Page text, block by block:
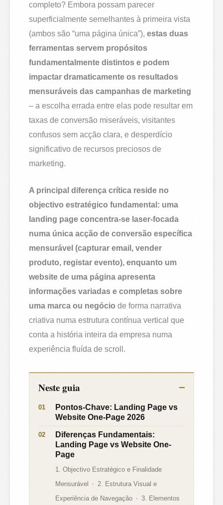
completo? Embora possam parecer
superficialmente semelhantes à primeira vista
(ambos são “uma página única”),estas duas
ferramentas servem propósitos
fundamentalmente distintos e podem
impactar dramaticamente os resultados
mensuráveis das campanhas de marketing
– a escolha errada entre elas pode resultar em
taxas de conversão miseráveis, visitantes
confusos sem acção clara, e desperdício
significativo de recursos preciosos de
marketing.
A principal diferença crítica reside no
objectivo estratégico fundamental: uma
landing page concentra-se laser-focada
numa única acção de conversão específica
mensurável (capturar email, vender
produto, registar evento), enquanto um
website de uma página apresenta
informações variadas e completas sobre
uma marca ou negócio de forma narrativa
criativa numa estrutura contínua vertical que
conta a história inteira da empresa numa
experiência fluída de scroll.
Neste guia
Pontos-Chave: Landing Page vs
Website One-Page 2026
Diferenças Fundamentais:
Landing Page vs Website One-
Page
1. Objectivo Estratégico e Finalidade
Mensurável
2. Estrutura Visual e
Experiência de Navegação
3. Elementos